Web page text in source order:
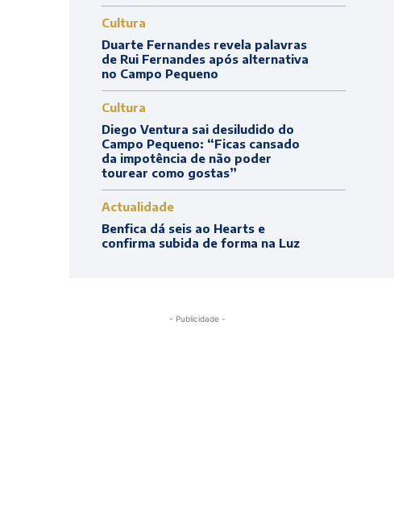
Cultura
Duarte Fernandes revela palavras
de Rui Fernandes após alternativa
no Campo Pequeno
Cultura
Diego Ventura sai desiludido do
Campo Pequeno: “Ficas cansado
da impotência de não poder
tourear como gostas”
Actualidade
Benfica dá seis ao Hearts e
confirma subida de forma na Luz
- Publicidade -